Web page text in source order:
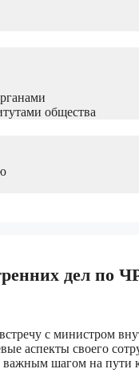
общества
дел по
с министром
аспекты своего
важным шагом на